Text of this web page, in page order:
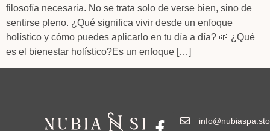
filosofía necesaria. No se trata solo de verse bien, sino de
sentirse pleno. ¿Qué significa vivir desde un enfoque
holístico y cómo puedes aplicarlo en tu día a día? 🌱 ¿Qué
es el bienestar holístico?Es un enfoque […]